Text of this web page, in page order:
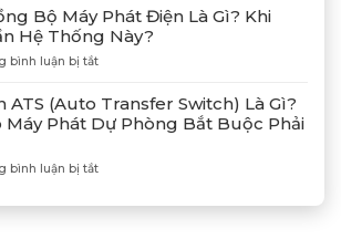
Tác
Cùng
Tân
Giám
Mitsubishi
Heavy
Industries
Khẳng
Vị
Dẫn
Xả
Gió
(Air)
Phát
Điện
Bị
Dầu
Xác
Bộ Máy Phát Điện Là Gì? Khi
Hệ Thống Này?
bình luận bị tắtở
Đồng
Bộ
Máy
Điện
ATS (Auto Transfer Switch) Là Gì?
Máy Phát Dự Phòng Bắt Buộc Phải
bình luận bị tắtở
Điện